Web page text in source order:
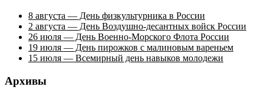
8 августа — День физкультурника в России
2 августа — День Воздушно-десантных войск России
26 июля — День Военно-Морского Флота России
19 июля — День пирожков с малиновым вареньем
15 июля — Всемирный день навыков молодежи
Архивы